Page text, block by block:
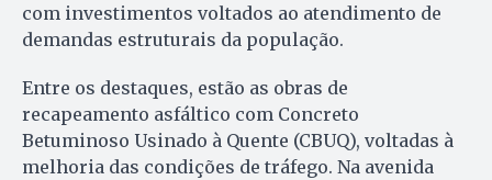
com investimentos voltados ao atendimento de
demandas estruturais da população.
Entre os destaques, estão as obras de
recapeamento asfáltico com Concreto
Betuminoso Usinado à Quente (CBUQ), voltadas à
melhoria das condições de tráfego. Na avenida